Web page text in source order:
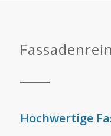
Hochwertige